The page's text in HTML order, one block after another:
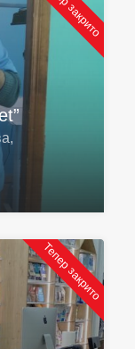
Тепер закрито